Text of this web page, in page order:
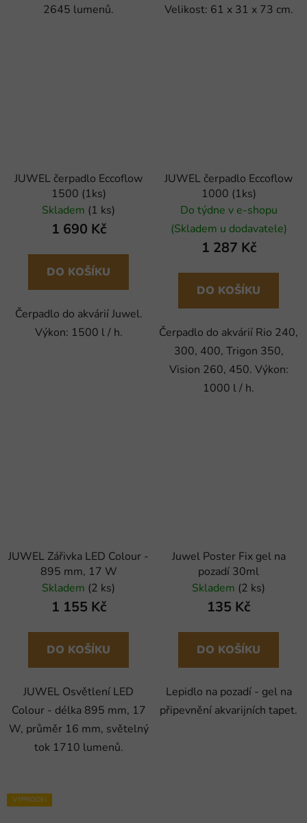
2645 lumenů.
Velikost: 61 x 31 x 73 cm.
JUWEL čerpadlo Eccoflow
1500 (1ks)
Skladem (1 ks)
1 690 Kč
DO KOŠÍKU
Čerpadlo do akvárií Juwel.
Výkon: 1500 l / h.
JUWEL čerpadlo Eccoflow
1000 (1ks)
Do týdne v e-shopu
(Skladem u dodavatele)
1 287 Kč
DO KOŠÍKU
Čerpadlo do akvárií Rio 240,
300, 400, Trigon 350,
Vision 260, 450. Výkon:
1000 l / h.
JUWEL Zářivka LED Colour -
895 mm, 17 W
Skladem (2 ks)
1 155 Kč
DO KOŠÍKU
JUWEL Osvětlení LED
Colour - délka 895 mm, 17
W, průměr 16 mm, světelný
tok 1710 lumenů.
Juwel Poster Fix gel na
pozadí 30ml
Skladem (2 ks)
135 Kč
DO KOŠÍKU
Lepidlo na pozadí - gel na
připevnění akvarijních tapet.
VÝPRODEJ